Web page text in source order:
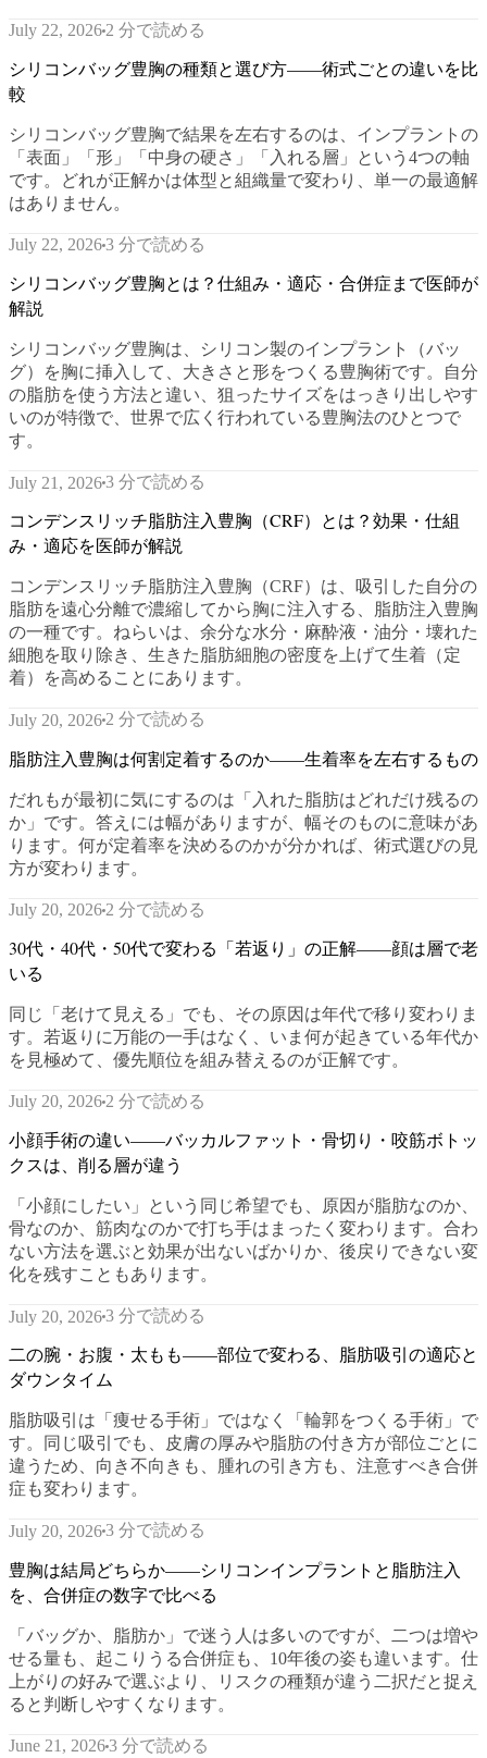
July 22, 2026 2 分で読める
シリコンバッグ豊胸の種類と選び方——術式ごとの違いを比
較
シリコンバッグ豊胸で結果を左右するのは、インプラントの
「表面」「形」「中身の硬さ」「入れる層」という4つの軸
です。どれが正解かは体型と組織量で変わり、単一の最適解
はありません。
July 22, 20263 分で読める
シリコンバッグ豊胸とは？仕組み・適応・合併症まで医師が
解説
シリコンバッグ豊胸は、シリコン製のインプラント（バッ
グ）を胸に挿入して、大きさと形をつくる豊胸術です。自分
の脂肪を使う方法と違い、狙ったサイズをはっきり出しやす
いのが特徴で、世界で広く行われている豊胸法のひとつで
す。
July 21, 20263 分で読める
コンデンスリッチ脂肪注入豊胸（CRF）とは？効果・仕組
み・適応を医師が解説
コンデンスリッチ脂肪注入豊胸（CRF）は、吸引した自分の
脂肪を遠心分離で濃縮してから胸に注入する、脂肪注入豊胸
の一種です。ねらいは、余分な水分・麻酔液・油分・壊れた
細胞を取り除き、生きた脂肪細胞の密度を上げて生着（定
着）を高めることにあります。
July 20, 2026 2 分で読める
脂肪注入豊胸は何割定着するのか——生着率を左右するもの
だれもが最初に気にするのは「入れた脂肪はどれだけ残るの
か」です。答えには幅がありますが、幅そのものに意味があ
ります。何が定着率を決めるのかが分かれば、術式選びの見
方が変わります。
July 20, 2026 2 分で読める
30代・40代・50代で変わる「若返り」の正解——顔は層で老
いる
同じ「老けて見える」でも、その原因は年代で移り変わりま
す。若返りに万能の一手はなく、いま何が起きている年代か
を見極めて、優先順位を組み替えるのが正解です。
July 20, 2026 2 分で読める
小顔手術の違い——バッカルファット・骨切り・咬筋ボトッ
クスは、削る層が違う
「小顔にしたい」という同じ希望でも、原因が脂肪なのか、
骨なのか、筋肉なのかで打ち手はまったく変わります。合わ
ない方法を選ぶと効果が出ないばかりか、後戻りできない変
化を残すこともあります。
July 20, 20263 分で読める
二の腕・お腹・太もも——部位で変わる、脂肪吸引の適応と
ダウンタイム
脂肪吸引は「痩せる手術」ではなく「輪郭をつくる手術」で
す。同じ吸引でも、皮膚の厚みや脂肪の付き方が部位ごとに
違うため、向き不向きも、腫れの引き方も、注意すべき合併
症も変わります。
July 20, 20263 分で読める
豊胸は結局どちらか——シリコンインプラントと脂肪注入
を、合併症の数字で比べる
「バッグか、脂肪か」で迷う人は多いのですが、二つは増や
せる量も、起こりうる合併症も、10年後の姿も違います。仕
上がりの好みで選ぶより、リスクの種類が違う二択だと捉え
ると判断しやすくなります。
June 21, 20263 分で読める